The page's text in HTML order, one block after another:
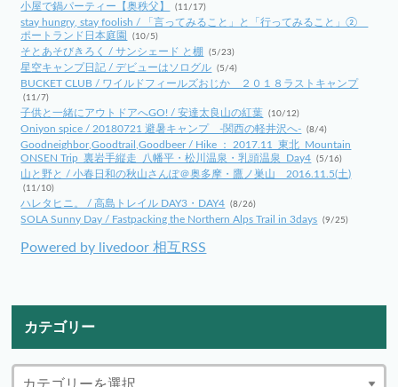
小屋で鍋パーティー【奥秩父】
(11/17)
stay hungry, stay foolish / 「言ってみること」と「行ってみること」②
ポートランド日本庭園
(10/5)
そとあそびきろく / サンシェード と棚 (5/23)
星空キャンプ日記 / デビューはソログル (5/4)
BUCKET CLUB / ワイルドフィールズおじか ２０１８ラストキャンプ
(11/7)
子供と一緒にアウトドアへGO! / 安達太良山の紅葉 (10/12)
Oniyon spice / 20180721 避暑キャンプ -関西の軽井沢へ- (8/4)
Goodneighbor,Goodtrail,Goodbeer / Hike ： 2017.11_東北_Mountain
ONSEN Trip_裏岩手縦走_八幡平・松川温泉・乳頭温泉_Day4 (5/16)
山と野と / 小春日和の秋山さんぽ＠奥多摩・鷹ノ巣山 2016.11.5(土)
(11/10)
ハレタヒニ。 / 高島トレイル DAY3・DAY4 (8/26)
SOLA Sunny Day / Fastpacking the Northern Alps Trail in 3days (9/25)
Powered by livedoor 相互RSS
カテゴリー